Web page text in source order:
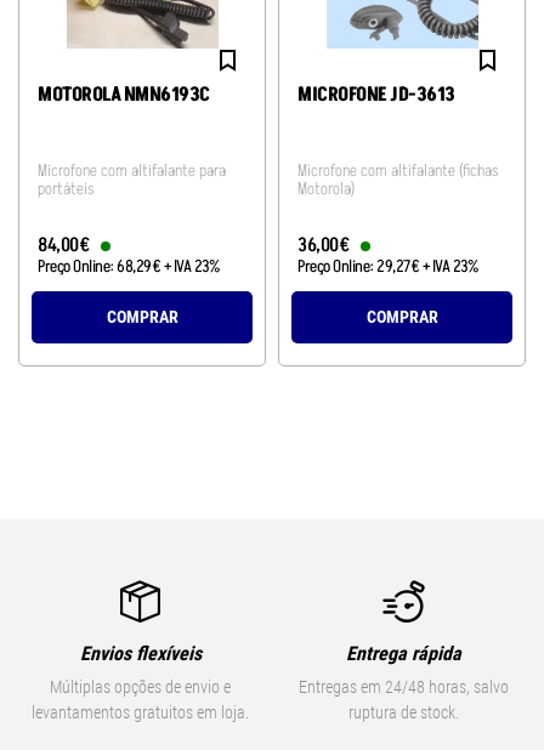
MOTOROLA NMN6193C
Microfone com altifalante para
portáteis
84,00€
Preço Online:68,29€+ IVA 23%
COMPRAR
MICROFONE JD-3613
Microfone com altifalante (fichas
Motorola)
36,00€
Preço Online: 29,27€+ IVA 23%
COMPRAR
Envios flexíveis
Múltiplas opções de envio e
levantamentos gratuitos em loja.
Entrega rápida
Entregas em 24/48 horas, salvo
ruptura de stock.